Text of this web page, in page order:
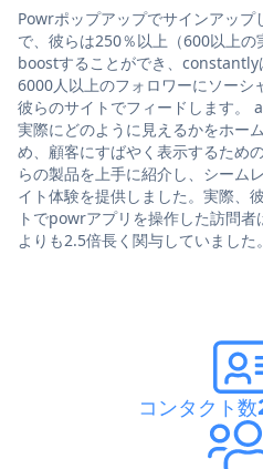
Powrポップアップでサインアッ
で、彼らは250％以上（600以上
boostすることができ、
6000人以上のフォロワーにソーシ
彼らのサイトでフィードします
実際にどのように見えるかをホー
め、顧客にすばやく表示するため
らの製品を上手に紹介し、シーム
イト体験を提供しました。実際、
トでpowrアプリを操作した訪問
よりも2.5倍長く関与していました。
コンタクト